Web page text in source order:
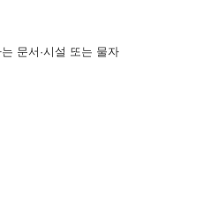
문서·시설 또는 물자